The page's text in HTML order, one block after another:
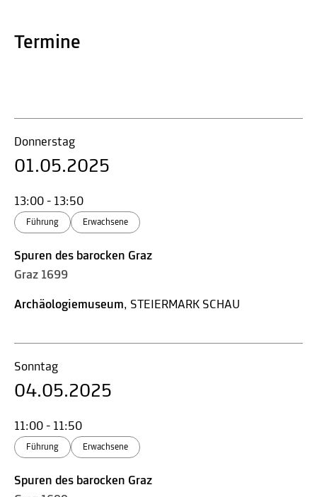
Termine
Donnerstag
01.05.2025
13:00 - 13:50
Führung Erwachsene
Spuren des barocken Graz
Graz 1699
Archäologiemuseum, STEIERMARK SCHAU
Sonntag
04.05.2025
11:00 - 11:50
Führung Erwachsene
Spuren des barocken Graz